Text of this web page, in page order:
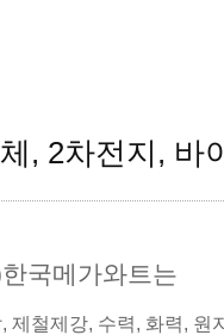
, 2차전지, 바
국메가와트는
제철제강, 수력, 화력, 원